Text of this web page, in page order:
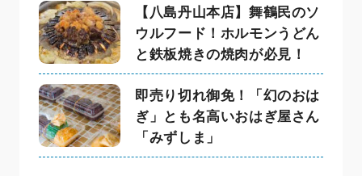
【八島丹山本店】舞鶴民のソ
ウルフード！ホルモンうどん
と鉄板焼きの焼肉が必見！
即売り切れ御免！「幻のおは
ぎ」とも名高いおはぎ屋さん
「みずしま」